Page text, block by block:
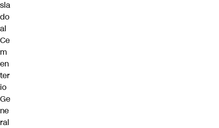
sla
do
al
Ce
m
en
ter
io
Ge
ne
ral